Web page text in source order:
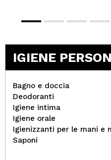
IGIENE
Bagno e doccia
Deodoranti
Igiene intima
Igiene orale
Igienizzanti per le mani e
Saponi